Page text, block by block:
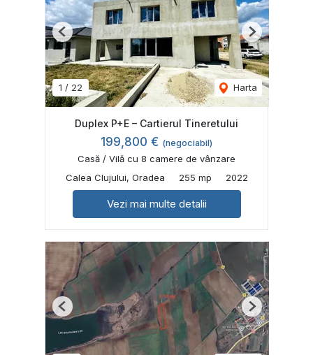
1 / 22 Harta
Previous Next
Duplex P+E – Cartierul Tineretului
199,800 € (negociabil)
Casă / Vilă cu 8 camere de vânzare
Calea Clujului, Oradea
255 mp 2022
Vezi mai multe detalii
Previous Next